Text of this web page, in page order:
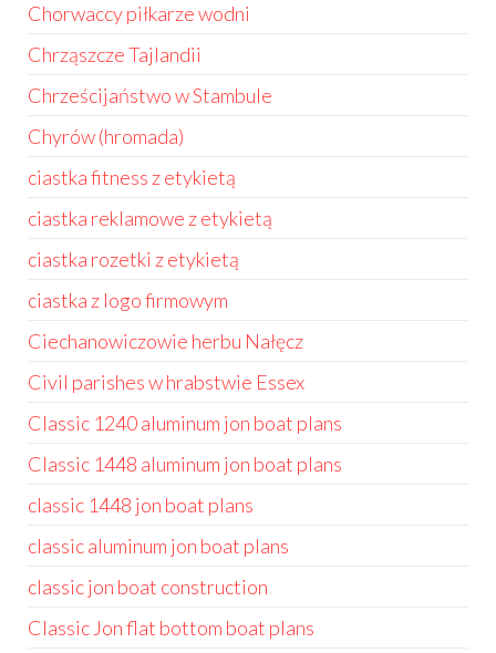
Chorwaccy piłkarze wodni
Chrząszcze Tajlandii
Chrześcijaństwo w Stambule
Chyrów (hromada)
ciastka fitness z etykietą
ciastka reklamowe z etykietą
ciastka rozetki z etykietą
ciastka z logo firmowym
Ciechanowiczowie herbu Nałęcz
Civil parishes w hrabstwie Essex
Classic 1240 aluminum jon boat plans
Classic 1448 aluminum jon boat plans
classic 1448 jon boat plans
classic aluminum jon boat plans
classic jon boat construction
Classic Jon flat bottom boat plans